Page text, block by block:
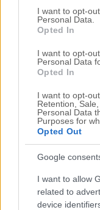
consent section.
I want to opt-
Personal Data.
Opted In
I want to opt-
Personal Data
Opted In
I want to opt-
Retention,
Personal Data
Purposes for
Opted Out
Google
I want to allow
related to
device
ΠΟΔΟΣΦΑΙΡΟ ΑΕΚ
Η ατάκα του
του Μάγερ